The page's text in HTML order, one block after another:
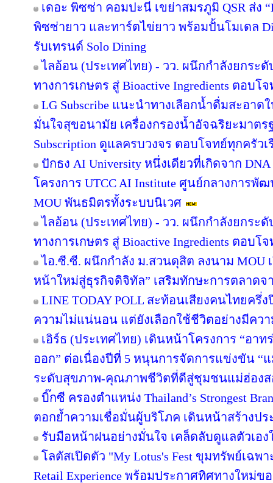
เดอะ พิซซ่า คอมปะนี เขย่าสมรภูมิ QSR ส่ง
พิซซ่ายาว และทาร์ตไข่ยาว พร้อมปั้นโมเดล
รับเทรนด์ Solo Dining
ไลอ้อน (ประเทศไทย) - วว. ผนึกกำลังยกระ
ทางการเกษตร สู่ Bioactive Ingredients ตอบโ
LG Subscribe แนะนำทางเลือกน้ำดื่มสะอา
มั่นใจสุขอนามัย เครื่องกรองน้ำอัจฉริยะมาต
Subscription ดูแลครบวงจร ตอบโจทย์ทุกครัวเ
ปักธง AI University หนึ่งเดียวที่เกิดจาก
โครงการ UTCC AI Institute ศูนย์กลางการพั
MOU พันธมิตรทั้งระบบนิเวศ
ไลอ้อน (ประเทศไทย) - วว. ผนึกกำลังยกระ
ทางการเกษตร สู่ Bioactive Ingredients ตอบโ
ไอ.ซี.ซี. ผนึกกำลัง ม.สวนดุสิต ลงนาม MOU
หน้าใหม่สู่ธุรกิจดิจิทัล” เสริมทักษะการตลาด
LINE TODAY POLL สะท้อนเสียงคนไทยครึ่
ความไม่แน่นอน แต่ยังเลือกใช้ชีวิตอย่างมีควา
เอิร์ธ (ประเทศไทย) เดินหน้าโครงการ “อา
ออก” ต่อเนื่องปีที่ 5 หนุนการจัดการแข่งขัน “
ระดับสุขภาพ-คุณภาพชีวิตที่ดีสู่ชุมชนแม่ฮ่อง
บิ๊กซี ครองตำแหน่ง Thailand’s Strongest
ตอกย้ำความเชื่อมั่นผู้บริโภค เดินหน้าสร้างป
รับมือหน้าฝนอย่างมั่นใจ เคล็ดลับดูแลตัวเอง
โลตัสเปิดตัว "My Lotus's Fest ขุมทรัพย์เฉ
Retail Experience พร้อมประกาศทิศทางใหม่ขอ